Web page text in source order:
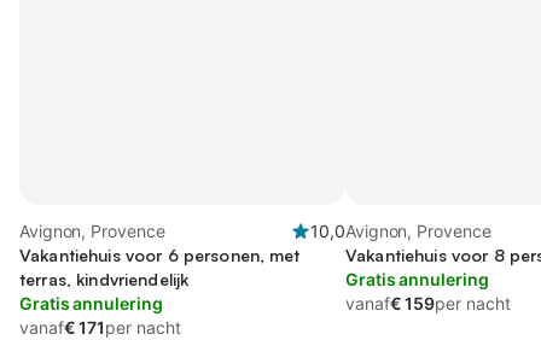
Avignon, Provence
10,0
Vakantiehuis voor 6 personen, met
terras, kindvriendelijk
Gratis annulering
vanaf€ 171per nacht
Avignon, Provence
Vakantiehuis voor 8
Gratis annulering
vanaf€ 159per nacht